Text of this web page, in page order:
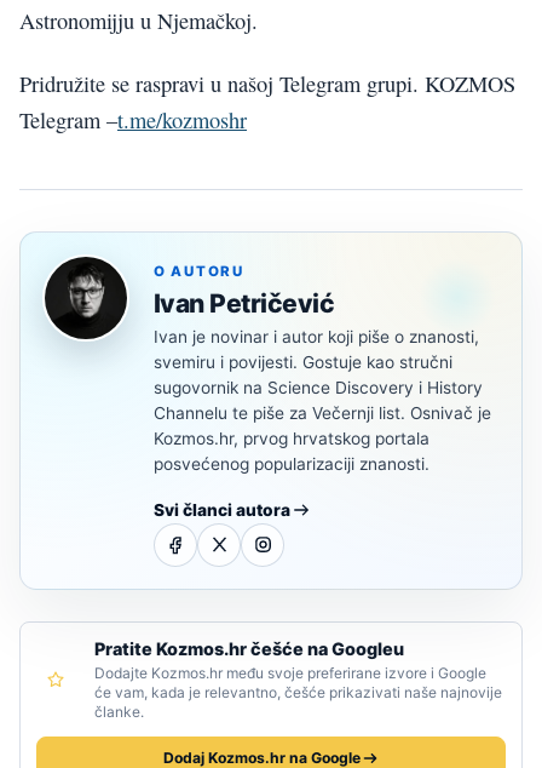
Astronomijju u Njemačkoj.
Pridružite se raspravi u našoj Telegram grupi. KOZMOS
Telegram –t.me/kozmoshr
O AUTORU
Ivan Petričević
Ivan je novinar i autor koji piše o znanosti,
svemiru i povijesti. Gostuje kao stručni
sugovornik na Science Discovery i History
Channelu te piše za Večernji list. Osnivač je
Kozmos.hr, prvog hrvatskog portala
posvećenog popularizaciji znanosti.
Svi članci autora
Pratite Kozmos.hr češće na Googleu
Dodajte Kozmos.hr među svoje preferirane izvore i Google
će vam, kada je relevantno, češće prikazivati naše najnovije
članke.
Dodaj Kozmos.hr na Google